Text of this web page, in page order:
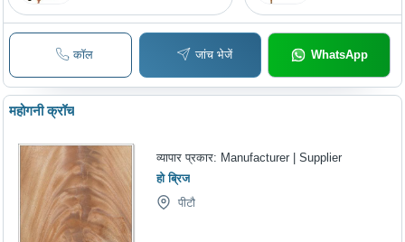
कॉल जांच भेजें WhatsApp
महोगनी क्रॉच
व्यापार प्रकार: Manufacturer | Supplier
हो ब्रिज
पीटौ